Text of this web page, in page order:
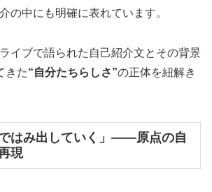
の中にも明確に表れています。
イブで語られた自己紹介文とその背景
きた“自分たちらしさ”の正体を紐解き
ではみ出していく」――原点の自
現